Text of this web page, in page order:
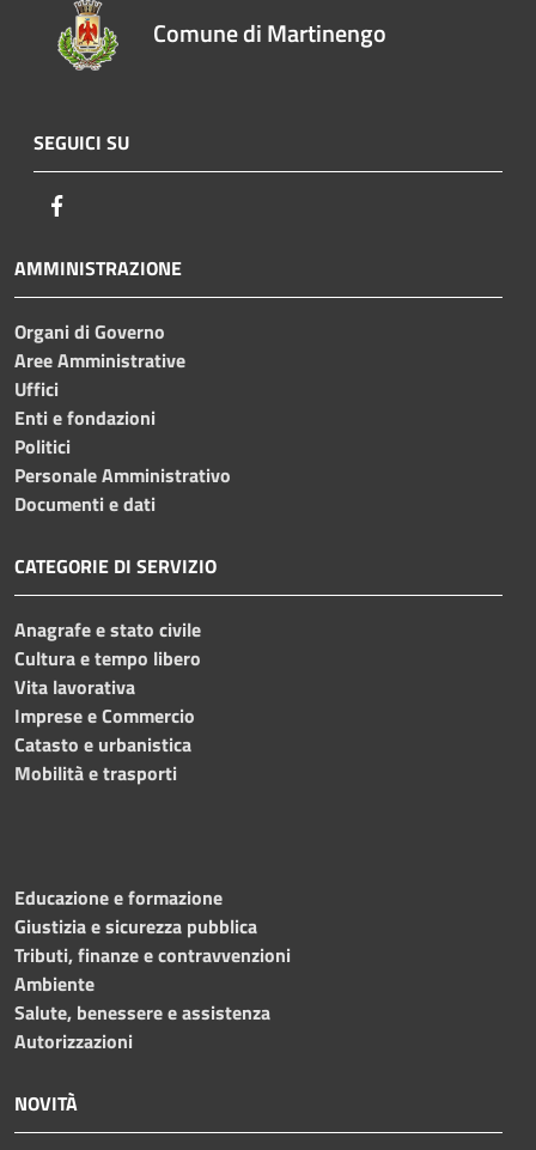
Comune di Martinengo
SEGUICI SU
AMMINISTRAZIONE
Organi di Governo
Aree Amministrative
Uffici
Enti e fondazioni
Politici
Personale Amministrativo
Documenti e dati
CATEGORIE DI SERVIZIO
Anagrafe e stato civile
Cultura e tempo libero
Vita lavorativa
Imprese e Commercio
Catasto e urbanistica
Mobilità e trasporti
Educazione e formazione
Giustizia e sicurezza pubblica
Tributi, finanze e contravvenzioni
Ambiente
Salute, benessere e assistenza
Autorizzazioni
NOVITÀ